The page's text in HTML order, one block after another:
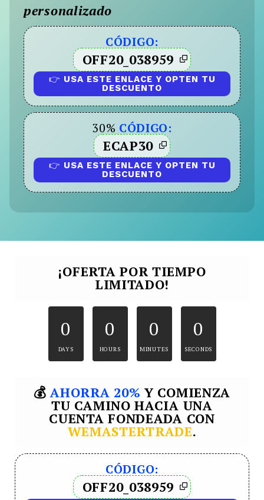
personalizado
CÓDIGO:
OFF20_038959
👉 USA ESTE ENLACE Y OPTEN TU
DESCUENTO
30% CÓDIGO:
ECAP30
👉 USA ESTE ENLACE Y OPTEN TU
DESCUENTO
¡OFERTA POR TIEMPO
LIMITADO!
0
DAYS
0
HOURS
0
MINUTES
0
SECONDS
💰AHORRA 20% Y COMIENZA
TU CAMINO HACIA UNA
CUENTA FONDEADA CON
WEMASTERTRADE.
CÓDIGO:
OFF20_038959